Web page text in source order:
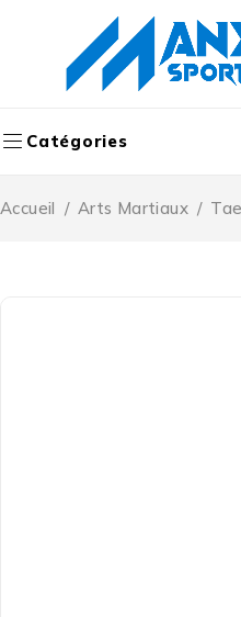
Catégories
Accueil / Arts Martiaux /